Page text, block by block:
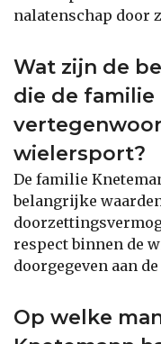
nalatenschap door
Wat zijn de
die de familie
wielersport?
De familie
belangrijke
respect binnen de
doorgegeven aan
Op welke